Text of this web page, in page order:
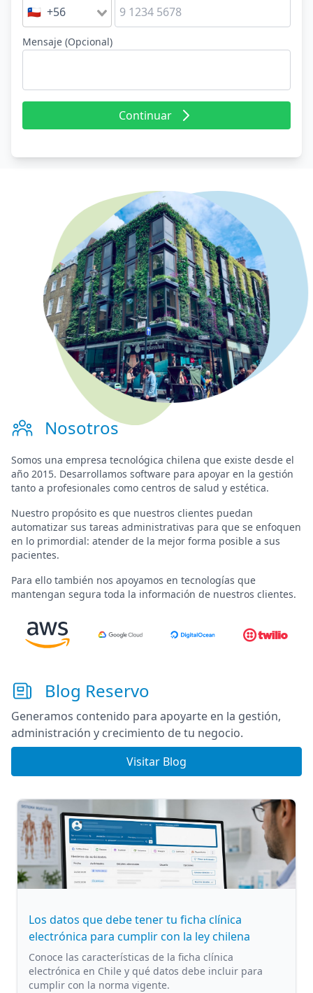
🇨🇱 +56
Mensaje (Opcional)
Continuar
Nosotros
Somos una empresa tecnológica chilena que existe desde el
año 2015. Desarrollamos software para apoyar en la gestión
tanto a profesionales como centros de salud y estética.
Nuestro propósito es que nuestros clientes puedan
automatizar sus tareas administrativas para que se enfoquen
en lo primordial: atender de la mejor forma posible a sus
pacientes.
Para ello también nos apoyamos en tecnologías que
mantengan segura toda la información de nuestros clientes.
Blog Reservo
Generamos contenido para apoyarte en la gestión,
administración y crecimiento de tu negocio.
Visitar Blog
Los datos que debe tener tu ficha clínica
electrónica para cumplir con la ley chilena
Conoce las características de la ficha clínica
electrónica en Chile y qué datos debe incluir para
cumplir con la norma vigente.